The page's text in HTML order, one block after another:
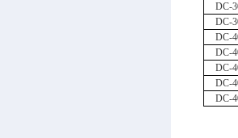
DC-
DC-
DC-
DC-
DC-
DC-
DC-